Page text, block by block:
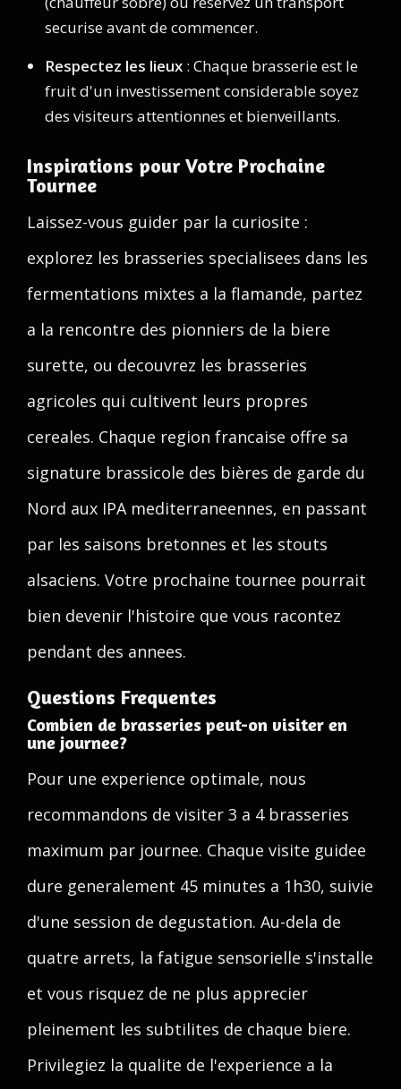
securise avant de commencer.
Respectez les lieux : Chaque brasserie est le
fruit d'un investissement considerable soyez
des visiteurs attentionnes et bienveillants.
Inspirations pour Votre Prochaine
Tournee
Laissez-vous guider par la curiosite :
explorez les brasseries specialisees dans les
fermentations mixtes a la flamande, partez
a la rencontre des pionniers de la biere
surette, ou decouvrez les brasseries
agricoles qui cultivent leurs propres
cereales. Chaque region francaise offre sa
signature brassicole des bières de garde du
Nord aux IPA mediterraneennes, en passant
par les saisons bretonnes et les stouts
alsaciens. Votre prochaine tournee pourrait
bien devenir l'histoire que vous racontez
pendant des annees.
Questions Frequentes
Combien de brasseries peut-on visiter en
une journee?
Pour une experience optimale, nous
recommandons de visiter 3 a 4 brasseries
maximum par journee. Chaque visite guidee
dure generalement 45 minutes a 1h30, suivie
d'une session de degustation. Au-dela de
quatre arrets, la fatigue sensorielle s'installe
et vous risquez de ne plus apprecier
pleinement les subtilites de chaque biere.
Privilegiez la qualite de l'experience a la